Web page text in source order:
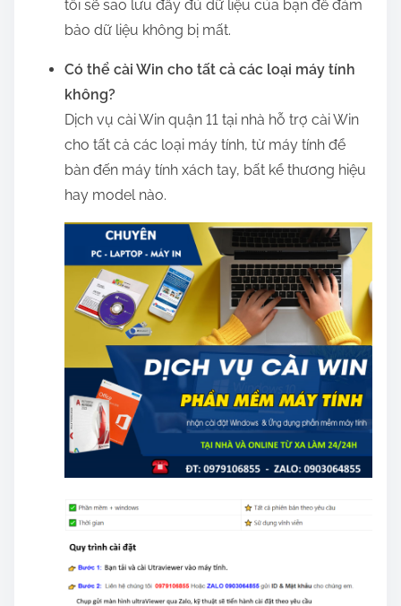
tôi sẽ sao lưu đầy đủ dữ liệu của bạn để đảm
bảo dữ liệu không bị mất.
Có thể cài Win cho tất cả các loại máy tính
không?
Dịch vụ cài Win quận 11 tại nhà hỗ trợ cài Win
cho tất cả các loại máy tính, từ máy tính để
bàn đến máy tính xách tay, bất kể thương hiệu
hay model nào.